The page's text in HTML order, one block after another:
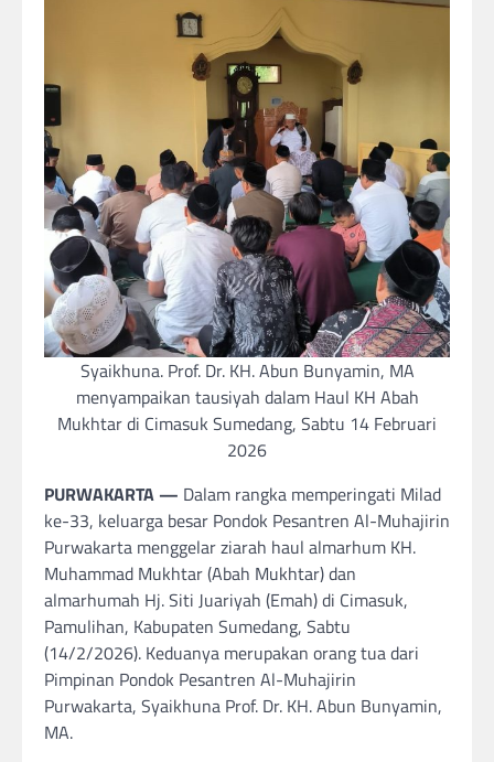
Syaikhuna. Prof. Dr. KH. Abun Bunyamin, MA
menyampaikan tausiyah dalam Haul KH Abah
Mukhtar di Cimasuk Sumedang, Sabtu 14 Februari
2026
PURWAKARTA — Dalam rangka memperingati Milad
ke-33, keluarga besar Pondok Pesantren Al-Muhajirin
Purwakarta menggelar ziarah haul almarhum KH.
Muhammad Mukhtar (Abah Mukhtar) dan
almarhumah Hj. Siti Juariyah (Emah) di Cimasuk,
Pamulihan, Kabupaten Sumedang, Sabtu
(14/2/2026). Keduanya merupakan orang tua dari
Pimpinan Pondok Pesantren Al-Muhajirin
Purwakarta, Syaikhuna Prof. Dr. KH. Abun Bunyamin,
MA.